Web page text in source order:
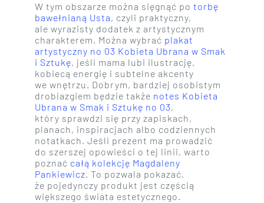
W tym obszarze można sięgnąć potorbę
bawełnianą Usta, czyli praktyczny,
ale wyrazisty dodatek z artystycznym
charakterem. Można wybrać plakat
artystyczny no 03 Kobieta Ubrana w Smak
i Sztukę, jeśli mama lubi ilustrację,
kobiecą energię i subtelne akcenty
we wnętrzu. Dobrym, bardziej osobistym
drobiazgiem będzie także notes Kobieta
Ubrana w Smak i Sztukę no 03,
który sprawdzi się przy zapiskach,
planach, inspiracjach albo codziennych
notatkach. Jeśli prezent ma prowadzić
do szerszej opowieści o tej linii, warto
poznać całą kolekcję Magdaleny
Pankiewicz. To pozwala pokazać,
że pojedynczy produkt jest częścią
większego świata estetycznego.